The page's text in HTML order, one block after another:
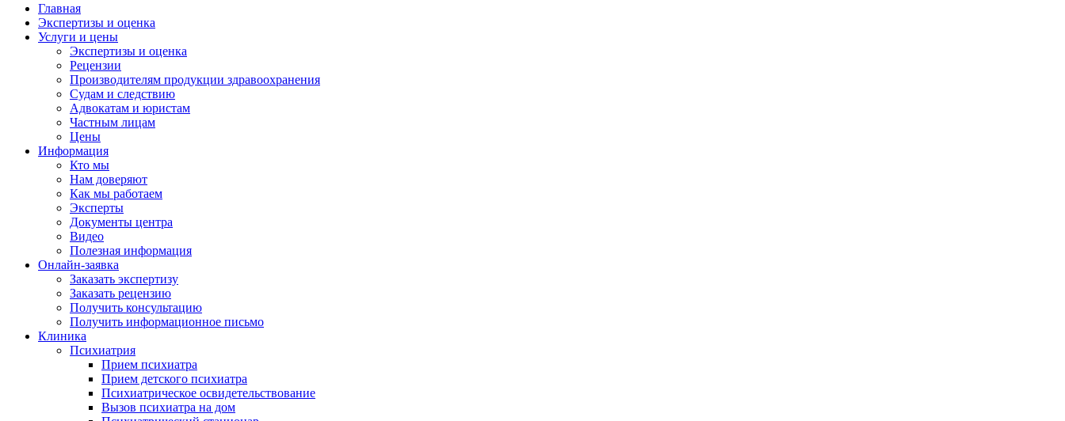
Главная
Экспертизы и оценка
Услуги и цены
Экспертизы и оценка
Рецензии
Производителям продукции здравоохранения
Судам и следствию
Адвокатам и юристам
Частным лицам
Цены
Информация
Кто мы
Нам доверяют
Как мы работаем
Эксперты
Документы центра
Видео
Полезная информация
Онлайн-заявка
Заказать экспертизу
Заказать рецензию
Получить консультацию
Получить информационное письмо
Клиника
Психиатрия
Прием психиатра
Прием детского психиатра
Психиатрическое освидетельствование
Вызов психиатра на дом